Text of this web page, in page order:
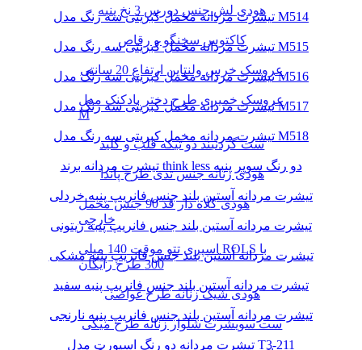
هودی لش جنس دورس 3 نخ پنبه
کاکتوس سخنگو و رقاص
عروسک خرس ولنتاین ارتفاع 20 سانتی
عروسک خمیری طرح دختر بادکنک مدل
M
ست گردنبند دو تیکه قلب و کلید
هودی زنانه جنس تدی طرح پاندا
هودی کلاه دار قد 90 جنس مخمل
خارجی
اسپری تتو موقت 140 میلی ROLS با
300 طرح رایگان
هودی شیک زنانه طرح غواصی
ست سویشرت شلوار زنانه طرح میکی
تیشرت مردانه مخمل کبریتی سه رنگ مدل M514
تیشرت مردانه مخمل کبریتی سه رنگ مدل M515
تیشرت مردانه مخمل کبریتی سه رنگ مدل M516
تیشرت مردانه مخمل کبریتی سه رنگ مدل M517
تیشرت مردانه مخمل کبریتی سه رنگ مدل M518
تیشرت مردانه برند think less دو رنگ سوپر پنبه
تیشرت مردانه آستین بلند جنس فانریپ پنبه خردلی
تیشرت مردانه آستین بلند جنس فانریپ پنبه زیتونی
تیشرت مردانه آستین بلند جنس فانریپ پنبه مشکی
تیشرت مردانه آستین بلند جنس فانریپ پنبه سفید
تیشرت مردانه آستین بلند جنس فانریپ پنبه نارنجی
تیشرت مردانه دو رنگ اسپورت مدل T3-211